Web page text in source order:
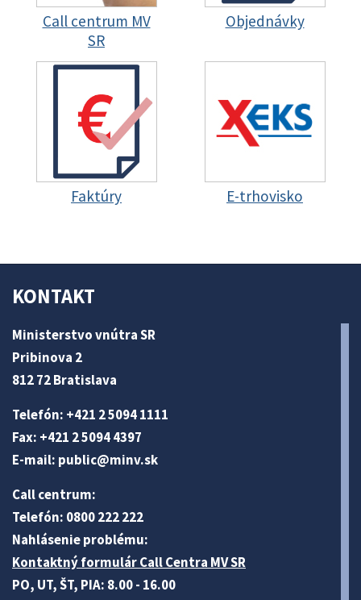
Call centrum MV
SR
Objednávky
Faktúry E-trhovisko
KONTAKT
Ministerstvo vnútra SR
Pribinova 2
812 72 Bratislava
Telefón: +421 2 5094 1111
Fax: +421 2 5094 4397
E-mail: public@minv.sk
Call centrum:
Telefón: 0800 222 222
Nahlásenie problému:
Kontaktný formulár Call Centra MV SR
PO, UT, ŠT, PIA: 8.00 - 16.00